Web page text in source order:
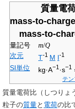
質量電
mass-to-
mass-to-
量記号 m/Q
次元 T-1 M I-1
SI単位 kg·A−1 ·s−1
テ
質量電荷比 （しつり
粒子の質量と 電荷の比